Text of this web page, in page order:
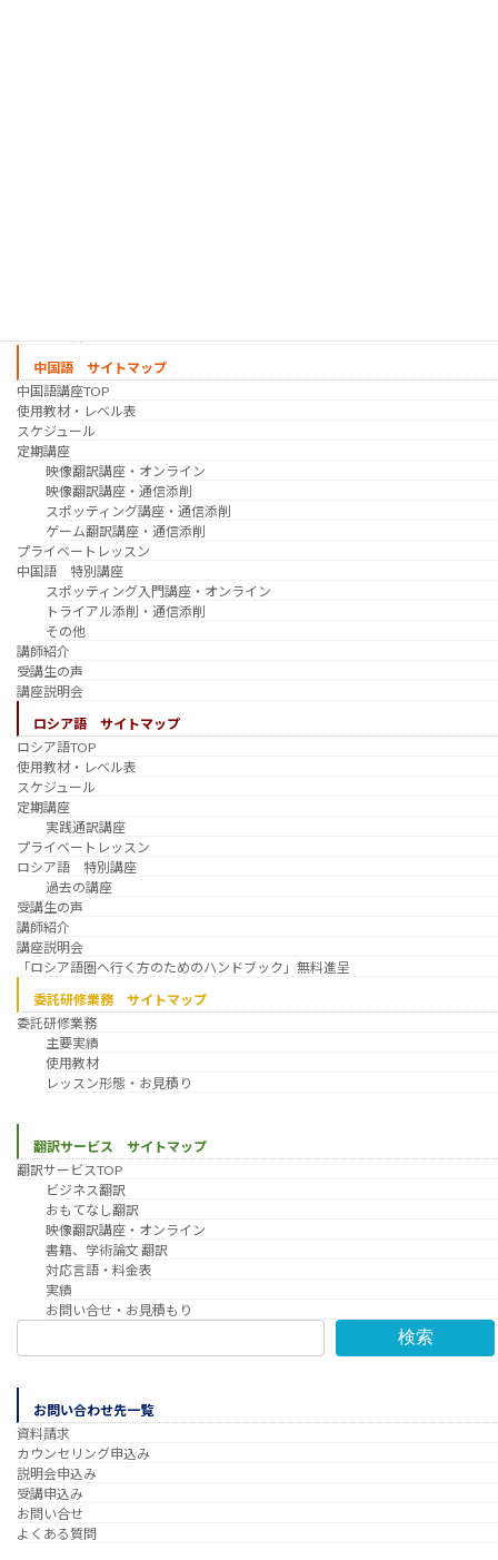
中国語 サイトマップ
中国語講座TOP
使用教材・レベル表
スケジュール
定期講座
映像翻訳講座・オンライン
映像翻訳講座・通信添削
スポッティング講座・通信添削
ゲーム翻訳講座・通信添削
プライベートレッスン
中国語 特別講座
スポッティング入門講座・オンライン
トライアル添削・通信添削
その他
講師紹介
受講生の声
講座説明会
ロシア語 サイトマップ
ロシア語TOP
使用教材・レベル表
スケジュール
定期講座
実践通訳講座
プライベートレッスン
ロシア語 特別講座
過去の講座
受講生の声
講師紹介
講座説明会
「ロシア語圏へ行く方のためのハンドブック」無料進呈
委託研修業務 サイトマップ
委託研修業務
主要実績
使用教材
レッスン形態・お見積り
翻訳サービス サイトマップ
翻訳サービスTOP
ビジネス翻訳
おもてなし翻訳
映像翻訳講座・オンライン
書籍、学術論文 翻訳
対応言語・料金表
実績
お問い合せ・お見積もり
検索
お問い合わせ先一覧
資料請求
カウンセリング申込み
説明会申込み
受講申込み
お問い合せ
よくある質問